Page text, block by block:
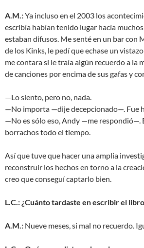
A.M.:Ya incluso en el 2003 los
escribía habían tenido lugar hacía
estaban difusos. Me senté en un bar con
de los Kinks, le pedí que echase un
me contara si le traía algún recuerdo a la
de canciones por encima de sus gafas y
—Lo siento, pero no, nada.
—No importa —dije decepcionado—. Fue
—No es sólo eso, Andy —me respondió—.
borrachos todo el tiempo.
Así que tuve que hacer una amplia
reconstruir los hechos en torno a la
creo que conseguí captarlo bien.
L.C.: ¿Cuánto tardaste en escribir el
A.M.: Nueve meses, si mal no recuerdo.